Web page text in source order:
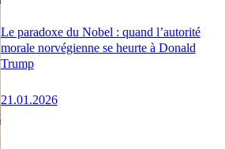
Le paradoxe du Nobel : quand l’autorité
morale norvégienne se heurte à Donald
Trump
21.01.2026